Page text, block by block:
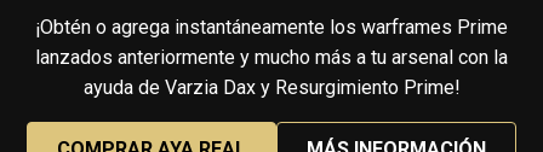
¡Obtén o agrega instantáneamente los warframes Prime
lanzados anteriormente y mucho más a tu arsenal con la
ayuda de Varzia Dax y Resurgimiento Prime!